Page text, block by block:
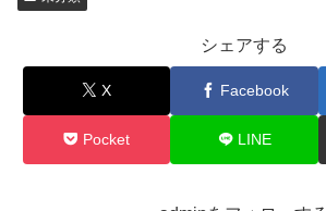
シェアする
X Facebook
Pocket LINE